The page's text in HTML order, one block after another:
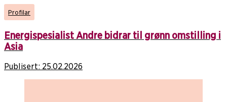
Profilar
Energispesialist Andre bidrar til grønn omstilling i
Asia
Publisert: 25.02.2026